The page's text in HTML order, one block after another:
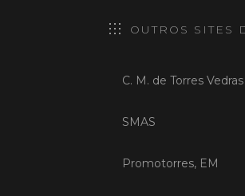
OUTROS SITES
C. M. de Torres Vedras
SMAS
Promotorres, EM